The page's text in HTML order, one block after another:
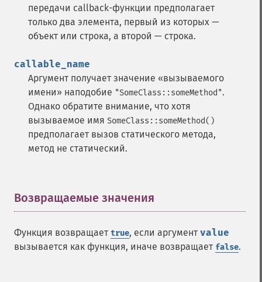
передачи callback-функции предполагает
только два элемента, первый из которых —
объект или строка, а второй — строка.
callable_name
Аргумент получает значение «вызываемого
имени» наподобие "SomeClass::someMethod".
Однако обратите внимание, что хотя
вызываемое имя SomeClass::someMethod()
предполагает вызов статического метода,
метод не статический.
Возвращаемые значения
Функция возвращает true, если аргумент value
вызывается как функция, иначе возвращает false.